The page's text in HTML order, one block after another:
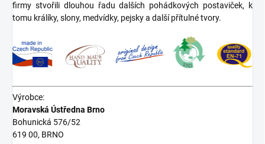
firmy stvořili dlouhou řadu dalších pohádkových postaviček, k
tomu králíky, slony, medvídky, pejsky a další přítulné tvory.
Výrobce:
Moravská Ústředna Brno
Bohunická 576/52
619 00, BRNO